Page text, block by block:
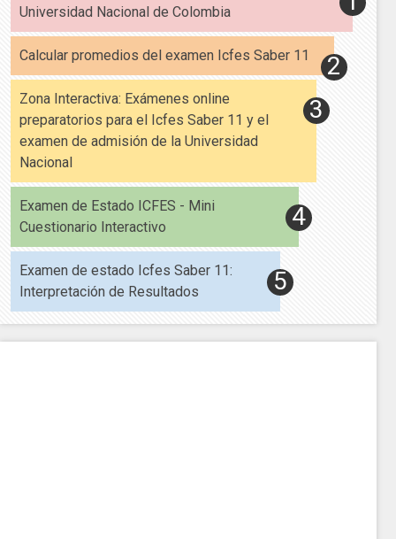
Universidad Nacional de Colombia
Calcular promedios del examen Icfes Saber 11
Zona Interactiva: Exámenes online
preparatorios para el Icfes Saber 11 y el
examen de admisión de la Universidad
Nacional
Examen de Estado ICFES - Mini
Cuestionario Interactivo
Examen de estado Icfes Saber 11:
Interpretación de Resultados